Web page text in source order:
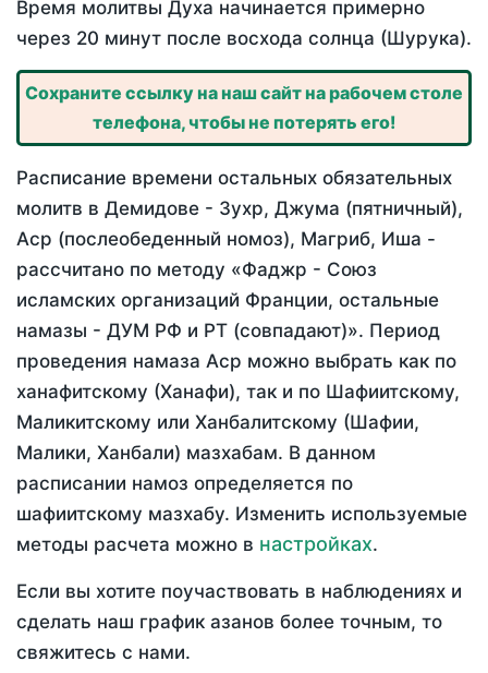
Время молитвы Духа начинается примерно
через 20 минут после восхода солнца (Шурука).
Сохраните ссылку на наш сайт на рабочем столе
телефона, чтобы не потерять его!
Расписание времени остальных обязательных
молитв в Демидове - Зухр, Джума (пятничный),
Аср (послеобеденный номоз), Магриб, Иша -
рассчитано по методу «Фаджр - Союз
исламских организаций Франции, остальные
намазы - ДУМ РФ и РТ (совпадают)». Период
проведения намаза Аср можно выбрать как по
ханафитскому (Ханафи), так и по Шафиитскому,
Маликитскому или Ханбалитскому (Шафии,
Малики, Ханбали) мазхабам. В данном
расписании намоз определяется по
шафиитскому мазхабу. Изменить используемые
методы расчета можно в настройках.
Если вы хотите поучаствовать в наблюдениях и
сделать наш график азанов более точным, то
свяжитесь с нами.